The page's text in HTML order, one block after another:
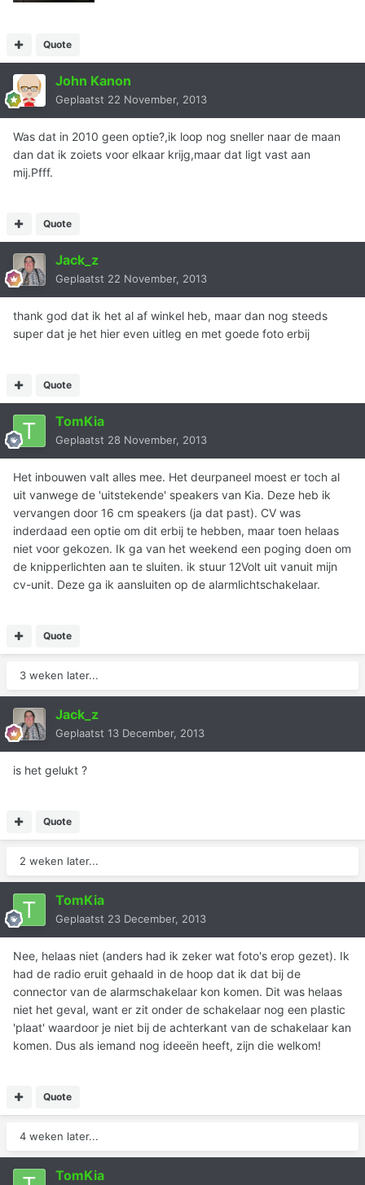
Quote
John Kanon
Geplaatst 22 November, 2013
Was dat in 2010 geen optie?,ik loop nog sneller naar de maan
dan dat ik zoiets voor elkaar krijg,maar dat ligt vast aan
mij.Pfff.
Quote
Jack_z
Geplaatst 22 November, 2013
thank god dat ik het al af winkel heb, maar dan nog steeds
super dat je het hier even uitleg en met goede foto erbij
Quote
TomKia
Geplaatst 28 November, 2013
Het inbouwen valt alles mee. Het deurpaneel moest er toch al
uit vanwege de 'uitstekende' speakers van Kia. Deze heb ik
vervangen door 16 cm speakers (ja dat past). CV was
inderdaad een optie om dit erbij te hebben, maar toen helaas
niet voor gekozen. Ik ga van het weekend een poging doen om
de knipperlichten aan te sluiten. ik stuur 12Volt uit vanuit mijn
cv-unit. Deze ga ik aansluiten op de alarmlichtschakelaar.
Quote
3 weken later...
Jack_z
Geplaatst 13 December, 2013
is het gelukt ?
Quote
2 weken later...
TomKia
Geplaatst 23 December, 2013
Nee, helaas niet (anders had ik zeker wat foto's erop gezet). Ik
had de radio eruit gehaald in de hoop dat ik dat bij de
connector van de alarmschakelaar kon komen. Dit was helaas
niet het geval, want er zit onder de schakelaar nog een plastic
'plaat' waardoor je niet bij de achterkant van de schakelaar kan
komen. Dus als iemand nog ideeën heeft, zijn die welkom!
Quote
4 weken later...
TomKia